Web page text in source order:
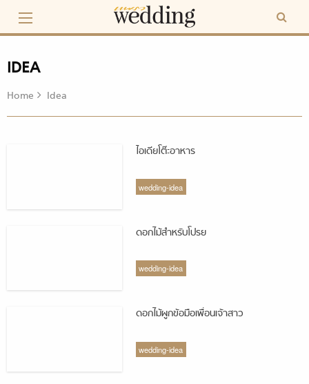
content
IDEA
Home Idea
ไอเดียโต๊ะอาหาร
wedding-idea
ดอกไม้สำหรับโปรย
wedding-idea
ดอกไม้ผูกข้อมือเพื่อนเจ้าสาว
wedding-idea